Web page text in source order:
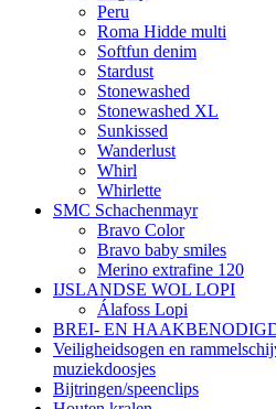
Peru
Roma Hidde multi
Softfun denim
Stardust
Stonewashed
Stonewashed XL
Sunkissed
Wanderlust
Whirl
Whirlette
SMC Schachenmayr
Bravo Color
Bravo baby smiles
Merino extrafine 120
IJSLANDSE WOL LOPI
Álafoss Lopi
BREI- EN
Veiligheidsogen en
muziekdoosjes
Bijtringen/speenclips